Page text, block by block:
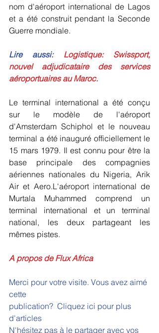
nom d'aéroport international de Lagos
et a été construit pendant la Seconde
Guerre mondiale.
Lire aussi: Logistique: Swissport,
nouvel adjudicataire des services
aéroportuaires au Maroc.
Le terminal international a été conçu
sur le modèle de l'aéroport
d'Amsterdam Schiphol et le nouveau
terminal a été inauguré officiellement le
15 mars 1979. Il est connu pour être la
base principale des compagnies
aériennes nationales du Nigeria, Arik
Air et Aero.L'aéroport international de
Murtala Muhammed comprend un
terminal international et un terminal
national, les deux partageant les
mêmes pistes.
A propos de Flux Africa
Merci pour votre visite. Vous avez aimé
cette
publication? Cliquez ici pour plus
d'articles
N'hésitez pas à le partager avec vos